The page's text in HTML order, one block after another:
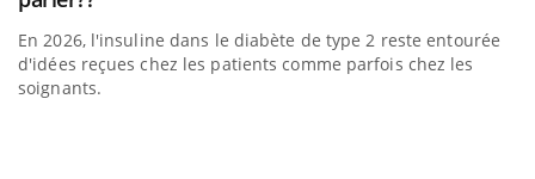
En 2026, l'insuline dans le diabète de type 2 reste entourée
d'idées reçues chez les patients comme parfois chez les
soignants.